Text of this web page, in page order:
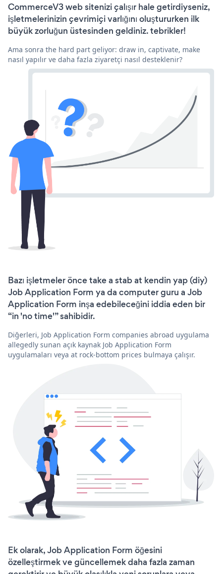
CommerceV3 web sitenizi çalışır hale getirdiyseniz,
işletmelerinizin çevrimiçi varlığını oluştururken ilk
büyük zorluğun üstesinden geldiniz. tebrikler!
Ama sonra the hard part geliyor: draw in, captivate, make
nasıl yapılır ve daha fazla ziyaretçi nasıl desteklenir?
Bazı işletmeler önce take a stab at kendin yap (diy)
Job Application Form ya da computer guru a Job
Application Form inşa edebileceğini iddia eden bir
“in 'no time'” sahibidir.
Diğerleri, Job Application Form companies abroad uygulama
allegedly sunan açık kaynak Job Application Form
uygulamaları veya at rock-bottom prices bulmaya çalışır.
Ek olarak, Job Application Form öğesini
özelleştirmek ve güncellemek daha fazla zaman